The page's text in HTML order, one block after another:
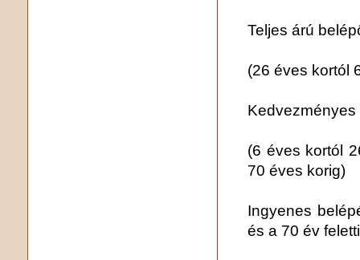
Teljes árú
(26 éves kortól
(6 éves kortól
70 éves korig)
Ingyenes
és a 70 év